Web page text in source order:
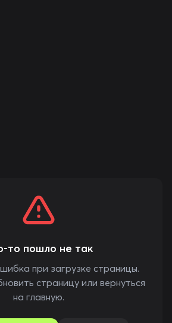
то пошло не так
при загрузке страницы.
страницу или вернуться
на главную.